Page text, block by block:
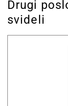
Drugi
svideli